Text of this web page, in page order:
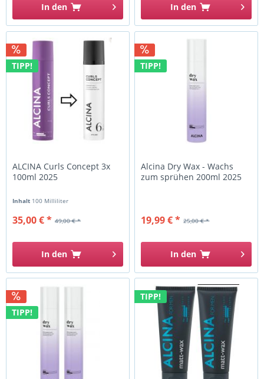
In den In den
TIPP!
ALCINA Curls Concept 3x
100ml 2025
Inhalt 100 Milliliter
49,00 € *
35,00 € *
In den
TIPP!
Alcina Dry Wax - Wachs
zum sprühen 200ml 2025
25,00 € *
19,99 € *
In den
TIPP!
TIPP!